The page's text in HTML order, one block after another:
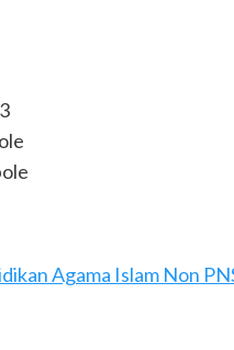
Agama Islam Non